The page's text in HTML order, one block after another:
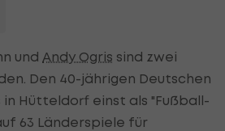
und Andy Ogris sind zwei
Den 40-jährigen Deutschen
Hütteldorf einst als "Fußball-
63 Länderspiele für